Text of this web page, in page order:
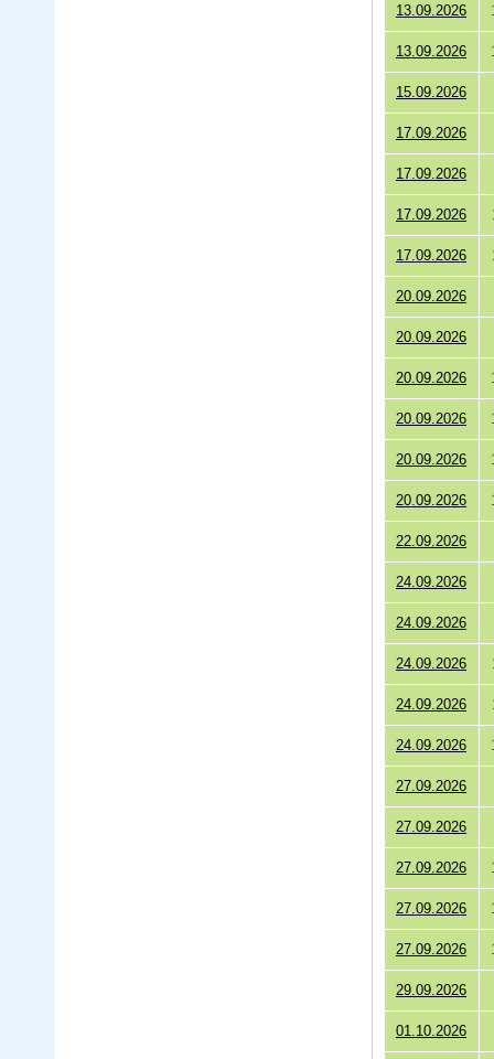
13.09.2026
13.09.2026
15.09.2026
17.09.2026
17.09.2026
17.09.2026
17.09.2026
20.09.2026
20.09.2026
20.09.2026
20.09.2026
20.09.2026
20.09.2026
22.09.2026
24.09.2026
24.09.2026
24.09.2026
24.09.2026
24.09.2026
27.09.2026
27.09.2026
27.09.2026
27.09.2026
27.09.2026
29.09.2026
01.10.2026